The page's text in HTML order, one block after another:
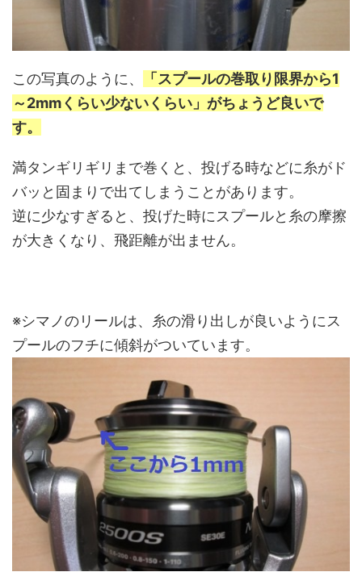
この写真のように、
「スプールの巻取り限界から1
～2mmくらい少ないくらい」がちょうど良いで
す。
満タンギリギリまで巻くと、投げる時などに糸がド
バッと固まりで出てしまうことがあります。
逆に少なすぎると、投げた時にスプールと糸の摩擦
が大きくなり、飛距離が出ません。
※シマノのリールは、糸の滑り出しが良いようにス
プールのフチに傾斜がついています。